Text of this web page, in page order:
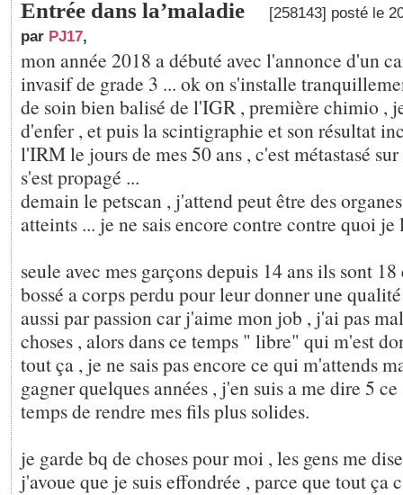
Entrée dans la’maladie
[258143] posté le
par PJ17,
mon année 2018 a débuté avec l'annonce d'un
invasif de grade 3 ... ok on s'installe
de soin bien balisé de l'IGR , première chimio ,
d'enfer , et puis la scintigraphie et son résultat
l'IRM le jours de mes 50 ans , c'est métastasé
s'est propagé ...
demain le petscan , j'attend peut être des
atteints ... je ne sais encore contre contre quoi je
seule avec mes garçons depuis 14 ans ils sont
bossé a corps perdu pour leur donner une
aussi par passion car j'aime mon job , j'ai pas
choses , alors dans ce temps " libre" qui m'est
tout ça , je ne sais pas encore ce qui m'attends
gagner quelques années , j'en suis a me dire 5
temps de rendre mes fils plus solides.
je garde bq de choses pour moi , les gens me
j'avoue que je suis effondrée , parce que tout ça